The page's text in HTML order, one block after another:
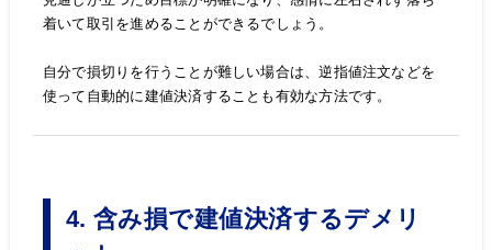
着いて取引を進めることができるでしょう。
自分で損切りを行うことが難しい場合は、逆指値注文などを
使って自動的に建値決済することも有効な方法です。
4. 含み損で建値決済するデメリ